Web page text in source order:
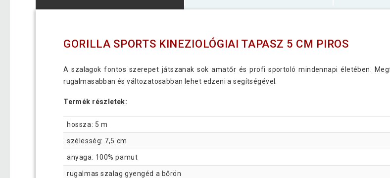
GORILLA SPORTS KINEZIOLÓGIAI TAPASZ 5 CM PIROS
A szalagok fontos szerepet játszanak sok amatőr és profi sportoló mindennapi életében.
rugalmasabban és változatosabban lehet edzeni a segítségével.
Termék részletek:
hossza: 5 m
szélesség: 7,5 cm
anyaga: 100% pamut
rugalmas szalag gyengéd a bőrön